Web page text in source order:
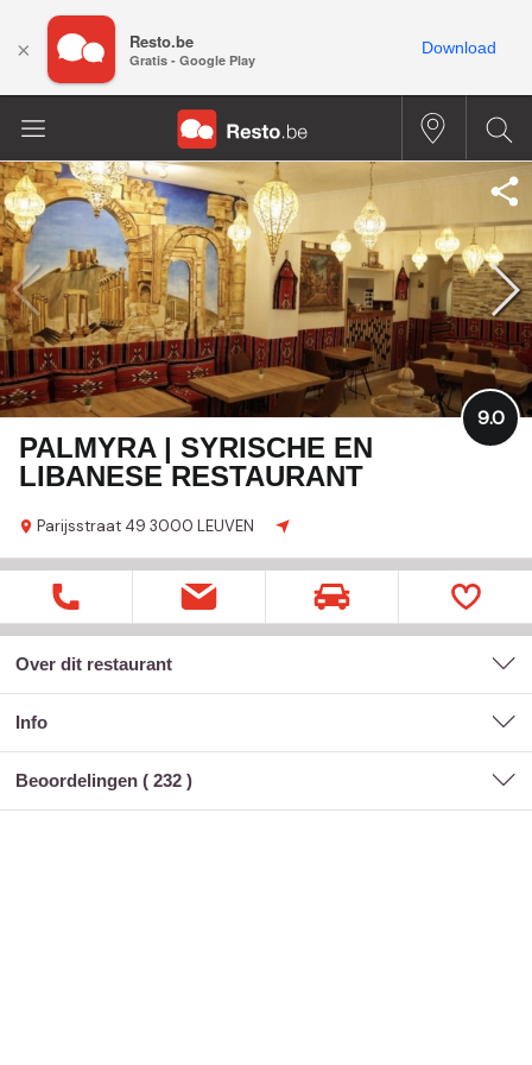
PALMYRA | SYRISCHE EN
LIBANESE RESTAURANT
Parijsstraat 49 3000 LEUVEN
9.0
Over dit restaurant
Info
Beoordelingen ( 232 )
× Resto.be
Gratis - Google Play
Download